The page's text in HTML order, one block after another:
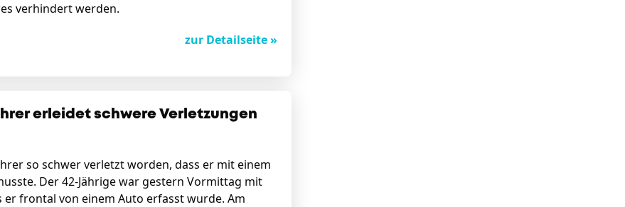
verhindert werden.
zur Detailseite »
erleidet schwere Verletzungen
so schwer verletzt worden, dass er mit einem
Der 42-Jährige war gestern Vormittag mit
frontal von einem Auto erfasst wurde. Am